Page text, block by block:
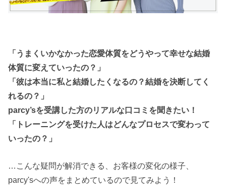
「うまくいかなかった恋愛体質をどうやって幸せな結婚
体質に変えていったの？」
「彼は本当に私と結婚したくなるの？結婚を決断してく
れるの？」
parcy’sを受講した方のリアルな口コミを聞きたい！
「トレーニングを受けた人はどんなプロセスで変わって
いったの？」
…こんな疑問が解消できる、お客様の変化の様子、
parcy'sへの声をまとめているので見てみよう！